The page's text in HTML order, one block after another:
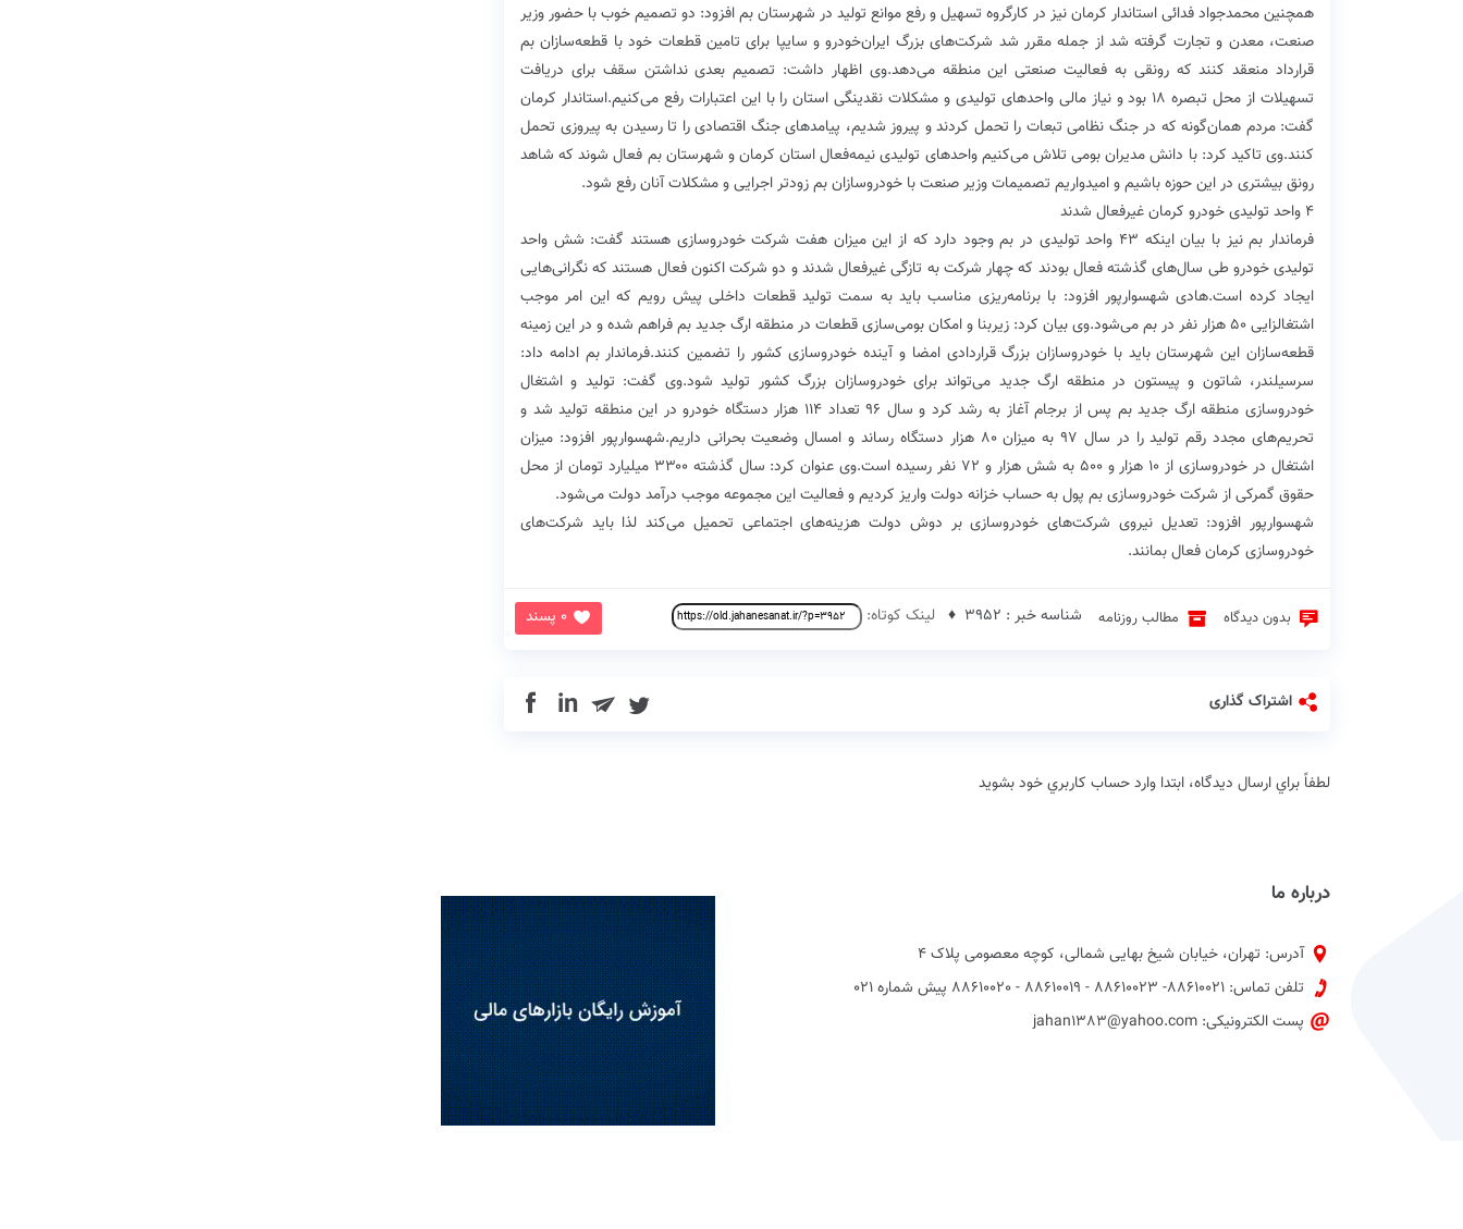
همچنین محمدجواد فدائی استاندار کرمان نیز در کارگروه تسهیل و رفع موانع تولید در شهرستان بم افزود: دو تصمیم خوب با حضور وزیر
صنعت، معدن و تجارت گرفته شد از جمله مقرر شد شرکت‌های بزرگ ایران‌خودرو و سایپا برای تامین قطعات خود با قطعه‌سازان بم
قرارداد منعقد کنند که رونقی به فعالیت صنعتی این منطقه می‌دهد.وی اظهار داشت: تصمیم بعدی نداشتن سقف برای دریافت
تسهیلات از محل تبصره ۱۸ بود و نیاز مالی واحدهای تولیدی و مشکلات نقدینگی استان را با این اعتبارات رفع می‌کنیم.استاندار کرمان
گفت: مردم همان‌گونه که در جنگ نظامی تبعات را تحمل کردند و پیروز شدیم، پیامدهای جنگ اقتصادی را تا رسیدن به پیروزی تحمل
کنند.وی تاکید کرد: با دانش مدیران بومی تلاش می‌کنیم واحدهای تولیدی نیمه‌فعال استان کرمان و شهرستان بم فعال شوند که شاهد
رونق بیشتری در این حوزه باشیم و امیدواریم تصمیمات وزیر صنعت با خودروسازان بم زودتر اجرایی و مشکلات آنان رفع شود.
۴ واحد تولیدی خودرو کرمان غیرفعال شدند
فرماندار بم نیز با بیان اینکه ۴۳ واحد تولیدی در بم وجود دارد که از این میزان هفت شرکت خودروسازی هستند گفت: شش واحد
تولیدی خودرو طی سال‌های گذشته فعال بودند که چهار شرکت به تازگی غیرفعال شدند و دو شرکت اکنون فعال هستند که نگرانی‌هایی
ایجاد کرده است.هادی شهسوارپور افزود: با برنامه‌ریزی مناسب باید به سمت تولید قطعات داخلی پیش رویم که این امر موجب
اشتغالزایی ۵۰ هزار نفر در بم می‌شود.وی بیان کرد: زیربنا و امکان بومی‌سازی قطعات در منطقه ارگ جدید بم فراهم شده و در این زمینه
قطعه‌سازان این شهرستان باید با خودروسازان بزرگ قراردادی امضا و آینده خودروسازی کشور را تضمین کنند.فرماندار بم ادامه داد:
سرسیلندر، شاتون و پیستون در منطقه ارگ جدید می‌تواند برای خودروسازان بزرگ کشور تولید شود.وی گفت: تولید و اشتغال
خودروسازی منطقه ارگ جدید بم پس از برجام آغاز به رشد کرد و سال ۹۶ تعداد ۱۱۴ هزار دستگاه خودرو در این منطقه تولید شد و
تحریم‌های مجدد رقم تولید را در سال ۹۷ به میزان ۸۰ هزار دستگاه رساند و امسال وضعیت بحرانی داریم.شهسوارپور افزود: میزان
اشتغال در خودروسازی از ۱۰ هزار و ۵۰۰ به شش هزار و ۷۲ نفر رسیده است.وی عنوان کرد: سال گذشته ۳۳۰۰ میلیارد تومان از محل
حقوق گمرکی از شرکت خودروسازی بم پول به حساب خزانه دولت واریز کردیم و فعالیت این مجموعه موجب درآمد دولت می‌شود.
شهسوارپور افزود: تعدیل نیروی شرکت‌های خودروسازی بر دوش دولت هزینه‌های اجتماعی تحمیل می‌کند لذا باید شرکت‌های
خودروسازی کرمان فعال بمانند.
بدون دیدگاه مطالب روزنامه 0 پسند شناسه خبر : 3952 ♦ لینک کوتاه:
اشتراک گذاری in
لطفاً براي ارسال دیدگاه، ابتدا وارد حساب كاربري خود بشويد
درباره ما
آدرس: تهران، خیابان شیخ بهایی شمالی، کوچه معصومی پلاک 4
تلفن تماس: 88610021- 88610023 - 88610019 - 88610020 پیش شماره 021
پست الکترونیکی: jahan1383@yahoo.com